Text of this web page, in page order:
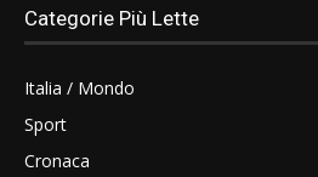
Categorie Più Lette
Italia / Mondo
Sport
Cronaca